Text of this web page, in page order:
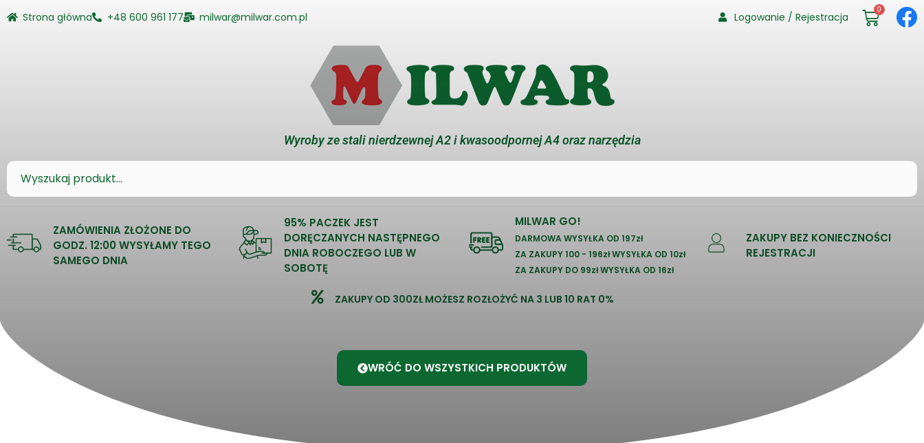
Strona główna +48 600 961 177 milwar@milwar.com.pl Logowanie / Rejestracja
0
Wyroby ze stali nierdzewnej A2 i kwasoodpornej A4 oraz narzędzia
ZAMÓWIENIA ZŁOŻONE DO
GODZ. 12:00 WYSYŁAMY TEGO
SAMEGO DNIA
95% PACZEK JEST
DORĘCZANYCH NASTĘPNEGO
DNIA ROBOCZEGO LUB W
SOBOTĘ
MILWAR GO!
DARMOWA WYSYŁKA OD 197zł
ZA ZAKUPY 100 - 196zł WYSYŁKA OD 10zł
ZA ZAKUPY DO 99zł WYSYŁKA OD 16zł
ZAKUPY BEZ KONIECZNOŚCI
REJESTRACJI
ZAKUPY OD 300ZŁ MOŻESZ ROZŁOŻYĆ NA 3 LUB 10 RAT 0%
WRÓĆ DO WSZYSTKICH PRODUKTÓW